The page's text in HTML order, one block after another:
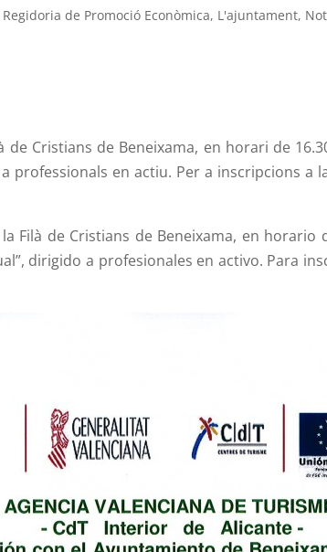
Regidoria de Promoció Econòmica, L'ajuntament,
de Cristians de Beneixama, en horari de
professionals en actiu. Per a inscripcions a
Filà de Cristians de Beneixama, en horario
dirigido a profesionales en activo. Para